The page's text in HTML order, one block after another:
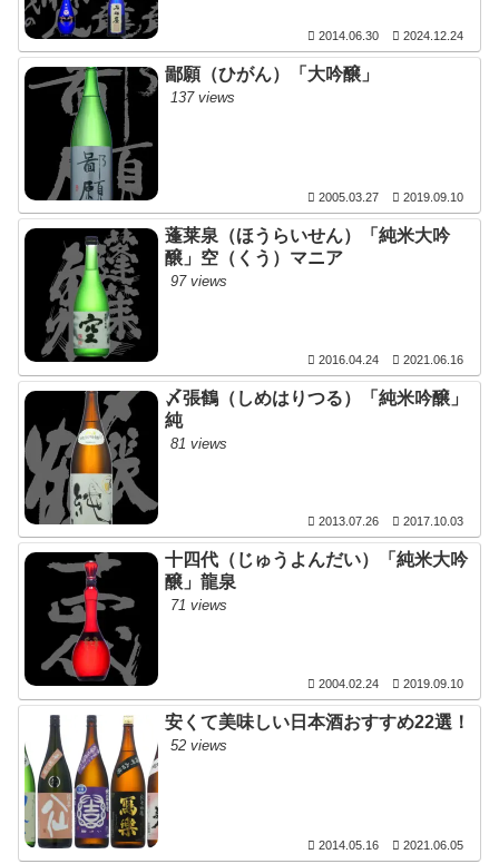
2014.06.30 2024.12.24
鄙願（ひがん）「大吟醸」
137 views
2005.03.27 2019.09.10
蓬莱泉（ほうらいせん）「純米大吟
醸」空（くう）マニア
97 views
2016.04.24 2021.06.16
〆張鶴（しめはりつる）「純米吟醸」
純
81 views
2013.07.26 2017.10.03
十四代（じゅうよんだい）「純米大吟
醸」龍泉
71 views
2004.02.24 2019.09.10
安くて美味しい日本酒おすすめ22選！
52 views
2014.05.16 2021.06.05